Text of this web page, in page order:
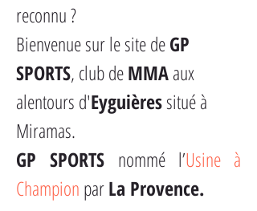
reconnu ?
Bienvenue sur le site de GP
SPORTS, club de MMA aux
alentours d'Eyguières situé à
Miramas.
GP SPORTS nommé l’Usine à
Champion par La Provence.